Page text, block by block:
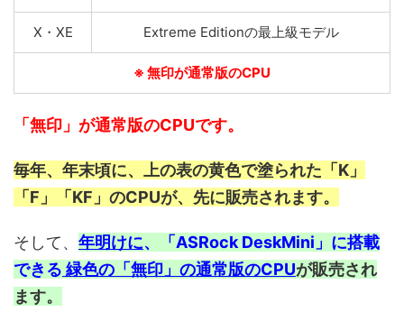
X・XE Extreme Editionの最上級モデル
※ 無印が通常版のCPU
「無印」が通常版のCPUです。
毎年、年末頃に、上の表の黄色で塗られた「K」
「F」「KF」のCPUが、先に販売されます。
そして、 年明けに、「ASRock DeskMini」に搭載
できる 緑色の「無印」の通常版のCPUが販売され
ます。